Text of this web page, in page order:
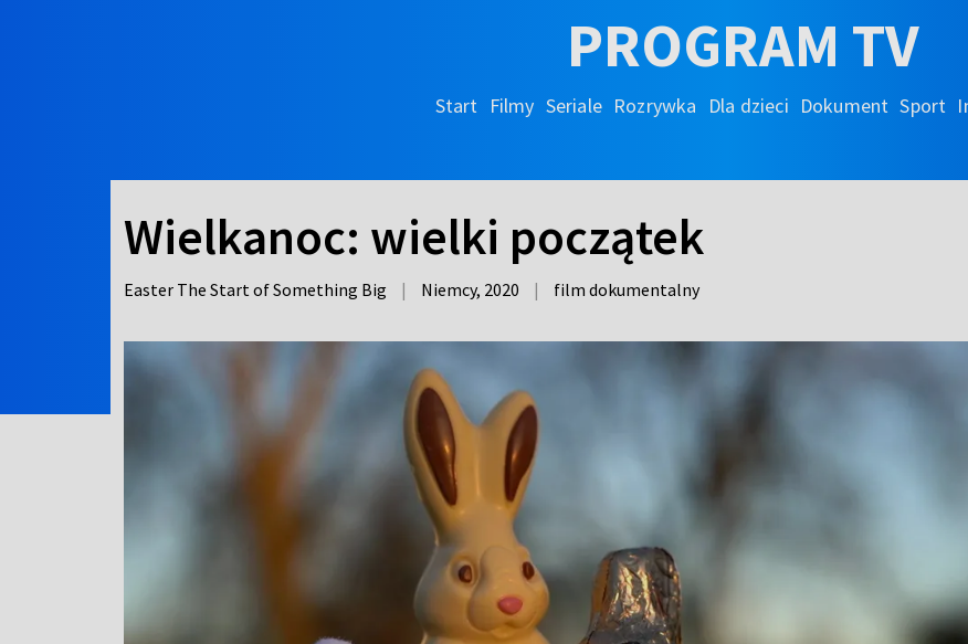
PROGRAM TV
Start Filmy Seriale Rozrywka Dla dzieci Dokument Sport
Wielkanoc: wielki początek
Easter The Start of Something Big | Niemcy, 2020 | film dokumentalny